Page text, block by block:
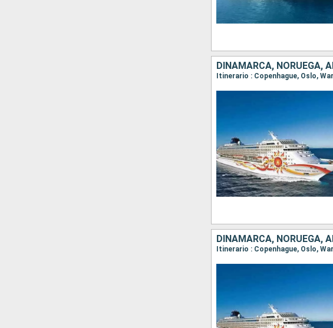
Itinerario : Copenhague, Oslo,
Itinerario : Copenhague, Oslo,